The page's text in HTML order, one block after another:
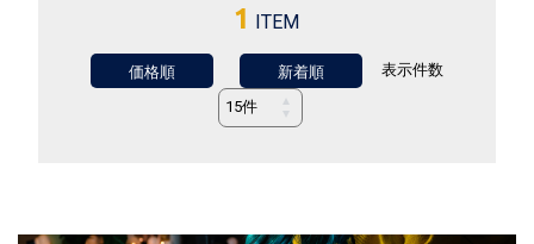
1 ITEM
価格順 新着順 表示件数